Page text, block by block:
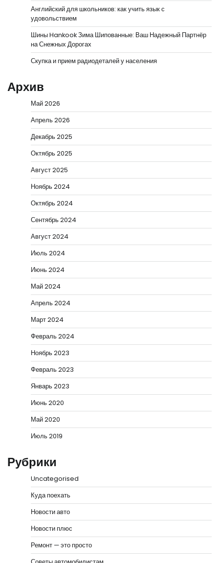
Английский для школьников: как учить язык с
удовольствием
Шины Hankook Зима Шипованные: Ваш Надежный Партнёр
на Снежных Дорогах
Скупка и прием радиодеталей у населения
Архив
Май 2026
Апрель 2026
Декабрь 2025
Октябрь 2025
Август 2025
Ноябрь 2024
Октябрь 2024
Сентябрь 2024
Август 2024
Июль 2024
Июнь 2024
Май 2024
Апрель 2024
Март 2024
Февраль 2024
Ноябрь 2023
Февраль 2023
Январь 2023
Июнь 2020
Май 2020
Июль 2019
Рубрики
Uncategorised
Куда поехать
Новости авто
Новости плюс
Ремонт — это просто